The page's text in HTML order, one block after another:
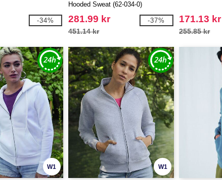
-34%
Hooded Sweat (62-034-0)
281.99 kr
451.14 kr
-37% 171.13 kr
255.85 kr
W1 W1